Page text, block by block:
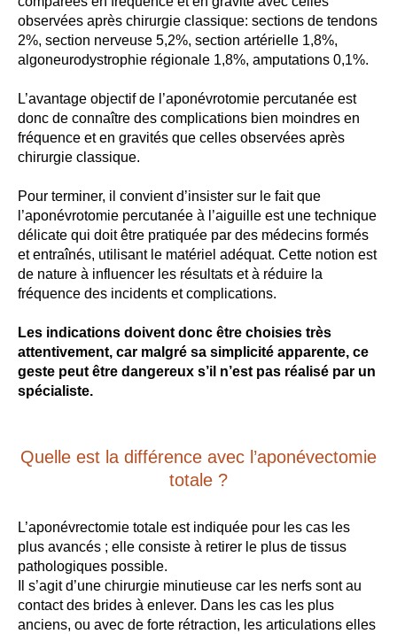
observées après chirurgie classique: sections de tendons
2%, section nerveuse 5,2%, section artérielle 1,8%,
algoneurodystrophie régionale 1,8%, amputations 0,1%.
L’avantage objectif de l’aponévrotomie percutanée est
donc de connaître des complications bien moindres en
fréquence et en gravités que celles observées après
chirurgie classique.
Pour terminer, il convient d’insister sur le fait que
l’aponévrotomie percutanée à l’aiguille est une technique
délicate qui doit être pratiquée par des médecins formés
et entraînés, utilisant le matériel adéquat. Cette notion est
de nature à influencer les résultats et à réduire la
fréquence des incidents et complications.
Les indications doivent donc être choisies très
attentivement, car malgré sa simplicité apparente, ce
geste peut être dangereux s’il n’est pas réalisé par un
spécialiste.
Quelle est la différence avec l’aponévectomie
totale ?
L’aponévrectomie totale est indiquée pour les cas les
plus avancés ; elle consiste à retirer le plus de tissus
pathologiques possible.
Il s’agit d’une chirurgie minutieuse car les nerfs sont au
contact des brides à enlever. Dans les cas les plus
anciens, ou avec de forte rétraction, les articulations elles